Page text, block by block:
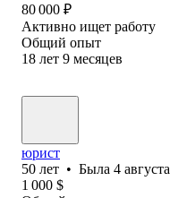
80 000 ₽
Активно ищет работу
Общий опыт
18 лет 9 месяцев
юрист
50 лет • Была 4 августа
1 000 $